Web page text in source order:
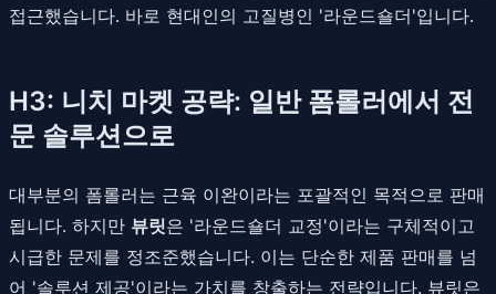
접근했습니다. 바로 현대인의 고질병인 '라운드숄더'입니다.
H3: 니치 마켓 공략: 일반 폼롤러에서 전
문 솔루션으로
대부분의 폼롤러는 근육 이완이라는 포괄적인 목적으로 판매
됩니다. 하지만 뷰릿은 '라운드숄더 교정'이라는 구체적이고
시급한 문제를 정조준했습니다. 이는 단순한 제품 판매를 넘
어 '솔루션 제공'이라는 가치를 창출하는 전략입니다. 뷰릿은